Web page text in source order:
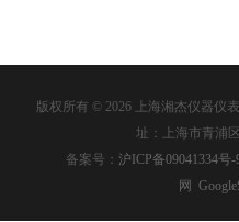
版权所有 © 2026 上海湘杰仪器仪
址：上海市青浦
备案号： 沪ICP备09041334号-
网